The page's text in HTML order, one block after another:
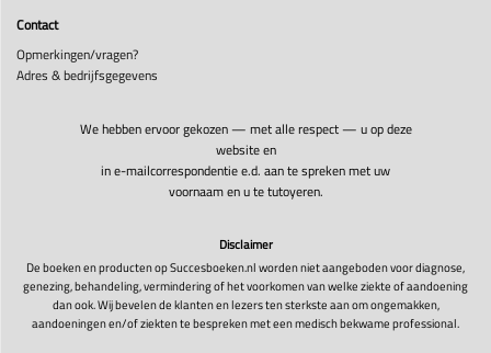
Contact
Opmerkingen/vragen?
Adres & bedrijfsgegevens
We hebben ervoor gekozen — met alle respect — u op deze
website en
in e-mailcorrespondentie e.d. aan te spreken met uw
voornaam en u te tutoyeren.
Disclaimer
De boeken en producten op Succesboeken.nl worden niet aangeboden voor diagnose,
genezing, behandeling, vermindering of het voorkomen van welke ziekte of aandoening
dan ook. Wij bevelen de klanten en lezers ten sterkste aan om ongemakken,
aandoeningen en/of ziekten te bespreken met een medisch bekwame professional.